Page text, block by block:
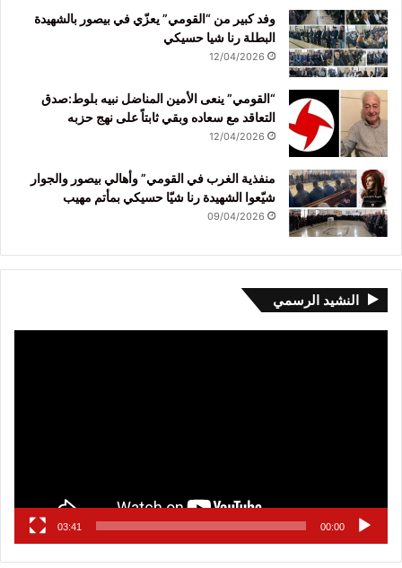
وفد كبير من “القومي” يعزّي في بيصور بالشهيدة
البطلة رنا شيا حسيكي
12/04/2026
“القومي” ينعى الأمين المناضل نبيه بلوط:صدق
التعاقد مع سعاده وبقي ثابتاً على نهج حزبه
12/04/2026
منفذية الغرب في القومي” وأهالي بيصور والجوار
شيّعوا الشهيدة رنا شيّا حسيكي بمأتم مهيب
09/04/2026
النشيد الرسمي
00:00
03:41